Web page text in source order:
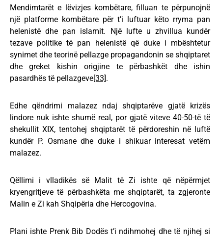
Mendimtarët e lëvizjes kombëtare, filluan te përpunojnë
një platforme kombëtare për t’i luftuar këto rryma pan
helenistë dhe pan islamit. Një lufte u zhvillua kundër
tezave politike të pan helenistë që duke i mbështetur
synimet dhe teorinë pellazge propagandonin se shqiptaret
dhe greket kishin origjine te përbashkët dhe ishin
pasardhës të pellazgeve[33].
Edhe qëndrimi malazez ndaj shqiptarëve gjatë krizës
lindore nuk ishte shumë real, por gjatë viteve 40-50-të të
shekullit XIX, tentohej shqiptarët të përdoreshin në luftë
kundër P. Osmane dhe duke i shikuar interesat vetëm
malazez.
Qëllimi i vlladikës së Malit të Zi ishte që nëpërmjet
kryengritjeve të përbashkëta me shqiptarët, ta zgjeronte
Malin e Zi kah Shqipëria dhe Hercogovina.
Plani ishte Prenk Bib Dodës t’i ndihmohej dhe të njihej si